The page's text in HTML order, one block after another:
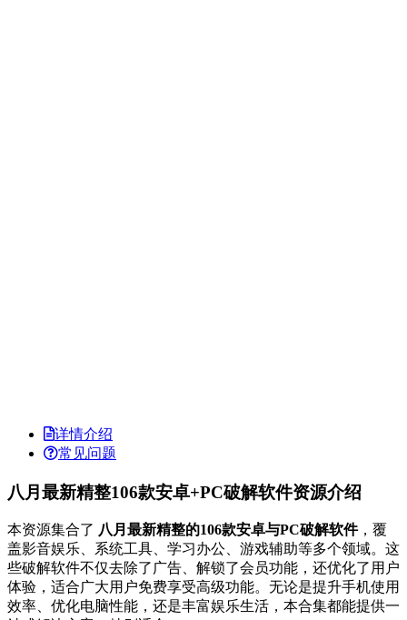
详情介绍
常见问题
八月最新精整106款安卓+PC破解软件资源介绍
本资源集合了 八月最新精整的106款安卓与PC破解软件，覆
盖影音娱乐、系统工具、学习办公、游戏辅助等多个领域。这
些破解软件不仅去除了广告、解锁了会员功能，还优化了用户
体验，适合广大用户免费享受高级功能。无论是提升手机使用
效率、优化电脑性能，还是丰富娱乐生活，本合集都能提供一